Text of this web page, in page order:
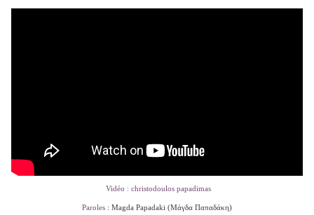
Vidéo : christodoulos papadimas
Paroles : Magda Papadaki (Μάγδα Παπαδάκη)